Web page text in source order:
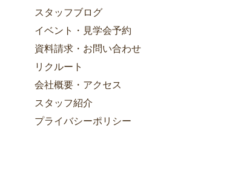
スタッフブログ
イベント・見学会予約
資料請求・お問い合わせ
リクルート
会社概要・アクセス
スタッフ紹介
プライバシーポリシー